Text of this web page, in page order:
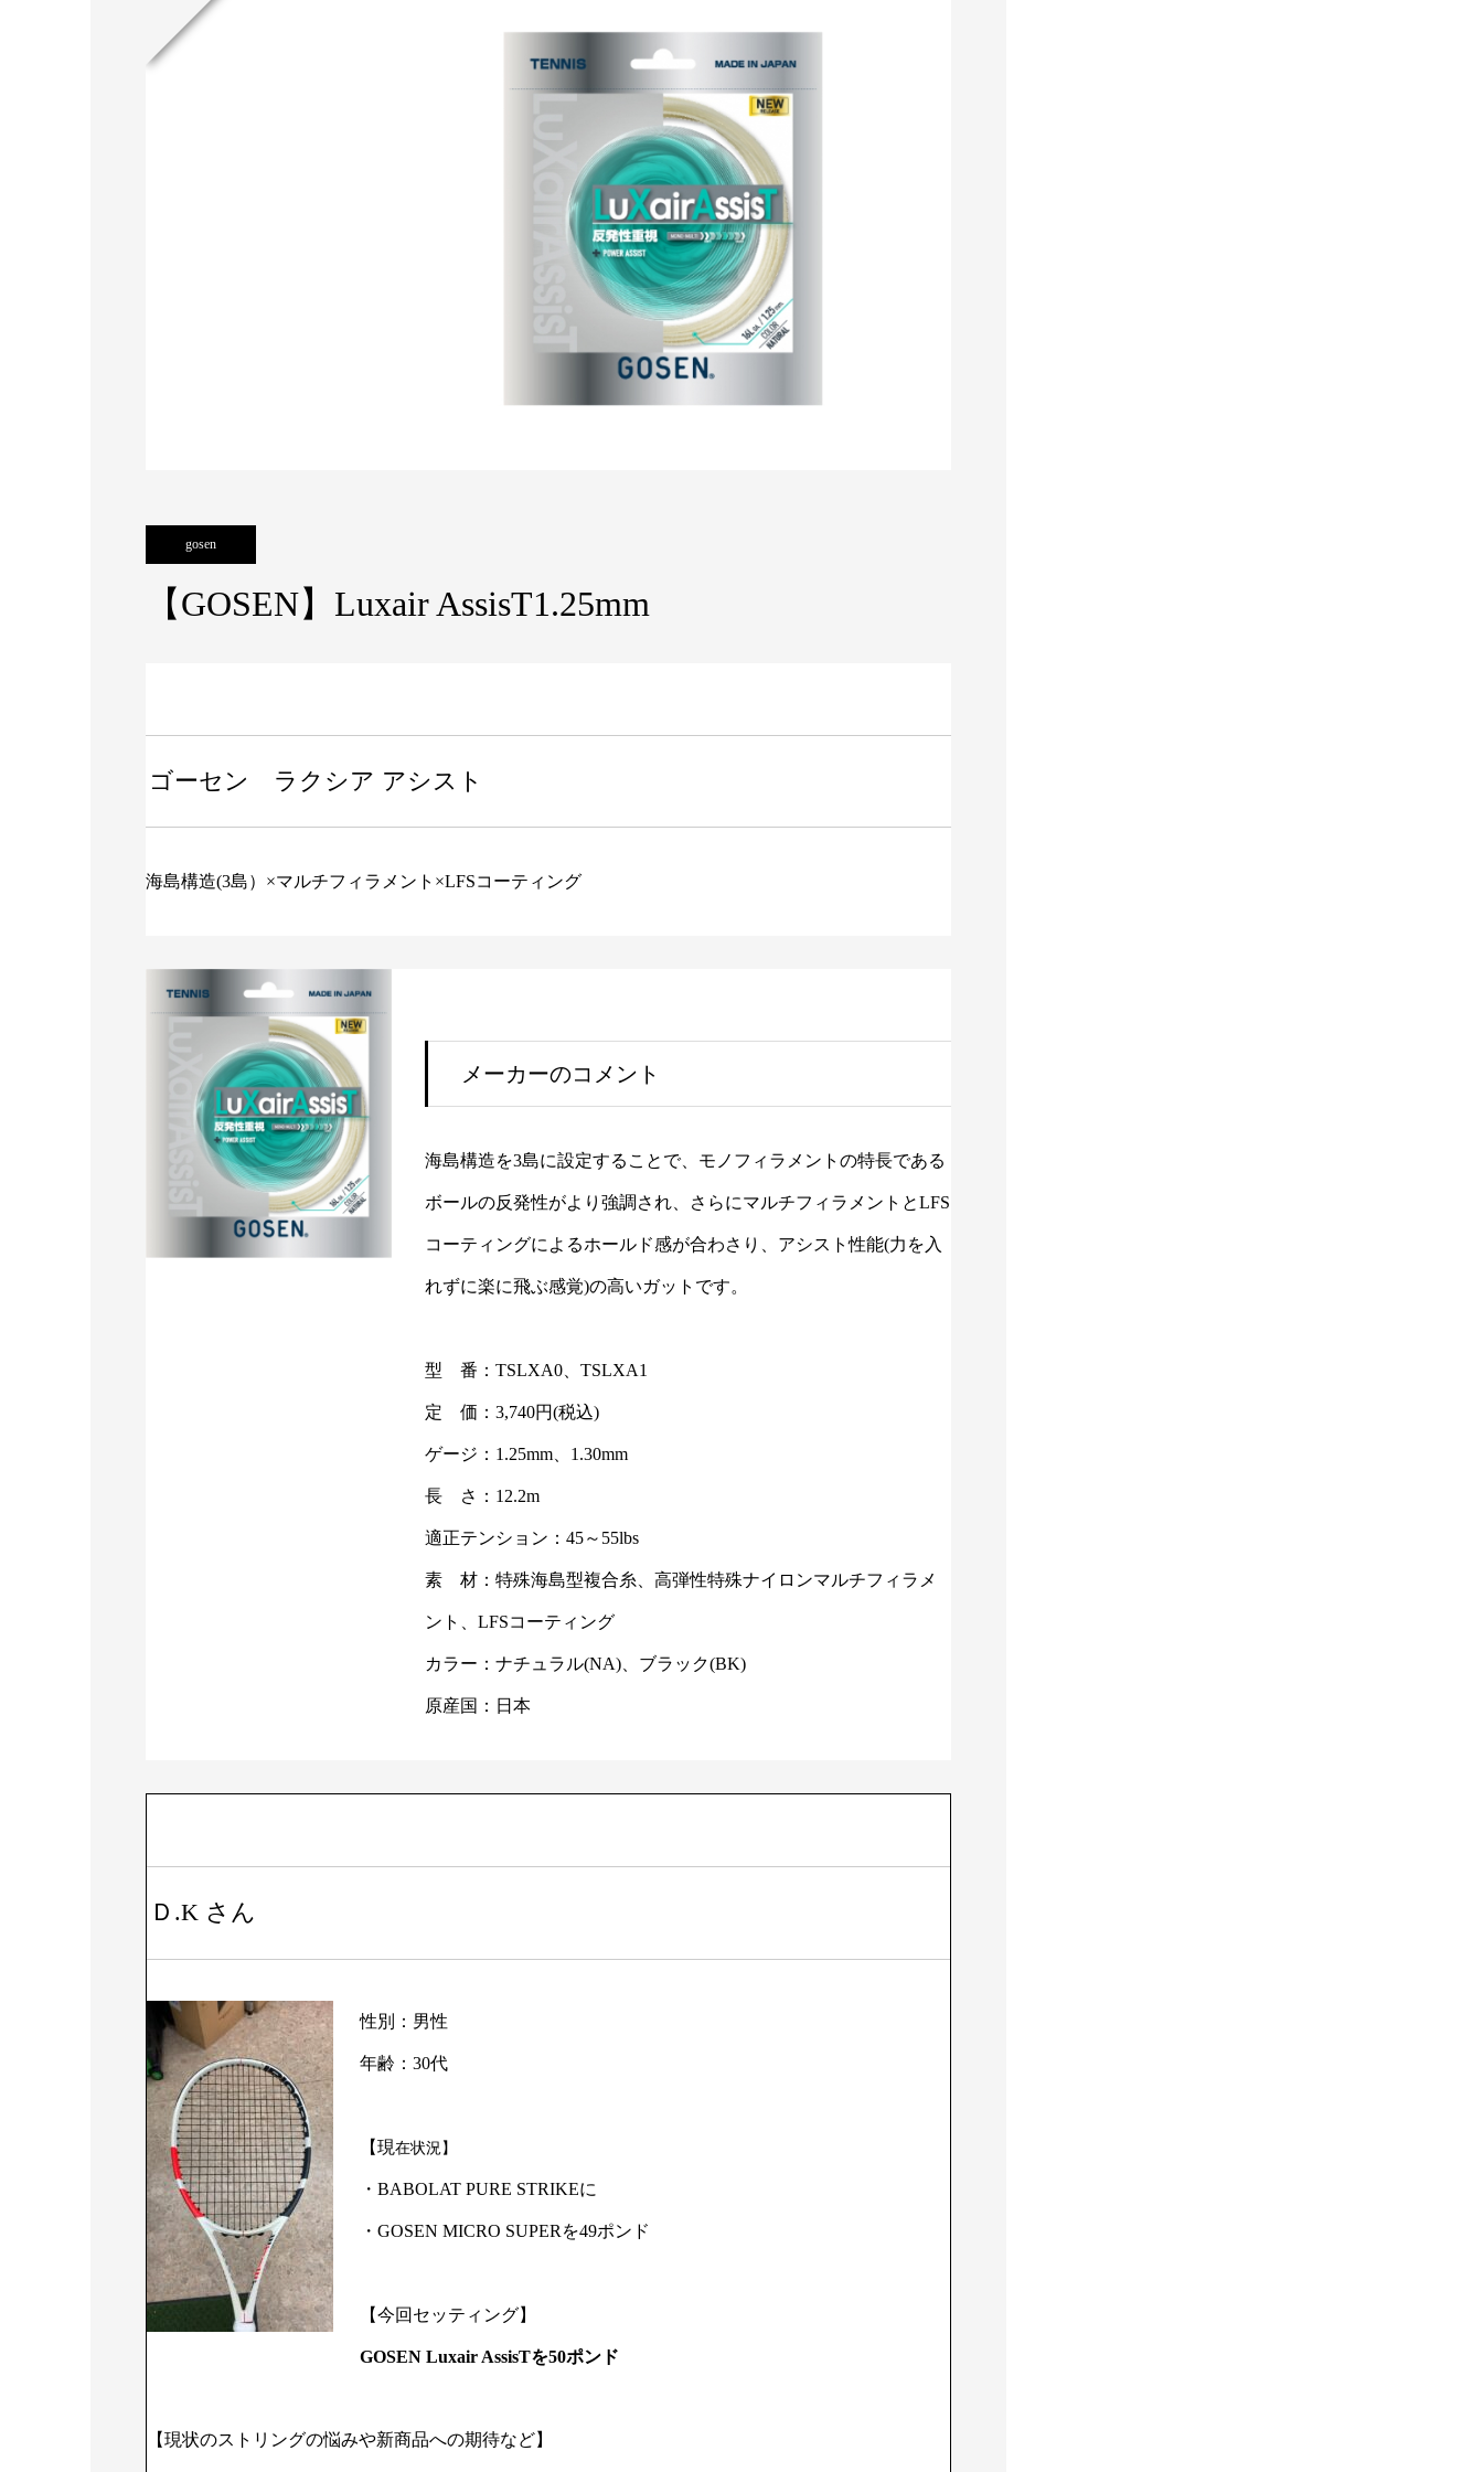
gosen
【GOSEN】Luxair AssisT1.25mm
ゴーセン ラクシア アシスト
海島構造(3島）×マルチフィラメント×LFSコーティング
メーカーのコメント
海島構造を3島に設定することで、モノフィラメントの特長である
ボールの反発性がより強調され、さらにマルチフィラメントとLFS
コーティングによるホールド感が合わさり、アシスト性能(力を入
れずに楽に飛ぶ感覚)の高いガットです。
型 番：TSLXA0、TSLXA1
定 価：3,740円(税込)
ゲージ：1.25mm、1.30mm
長 さ：12.2m
適正テンション：45～55lbs
素 材：特殊海島型複合糸、高弾性特殊ナイロンマルチフィラメ
ント、LFSコーティング
カラー：ナチュラル(NA)、ブラック(BK)
原産国：日本
Ｄ.K さん
性別：男性
年齢：30代
【現在状況】
・BABOLAT PURE STRIKEに
・GOSEN MICRO SUPERを49ポンド
【今回セッティング】
GOSEN Luxair AssisTを50ポンド
【現状のストリングの悩みや新商品への期待など】